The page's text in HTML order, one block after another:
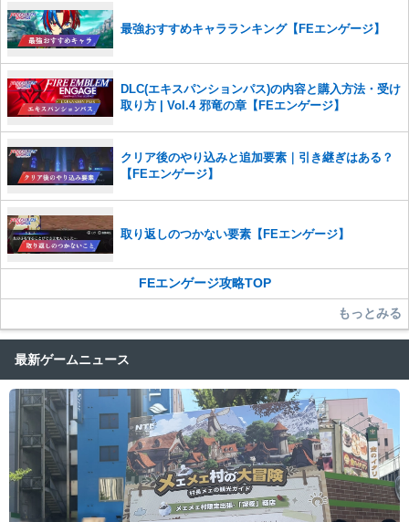
った場合は、法的措置をとらせていただく場合もございますので、あら
かじめご理解くださいませ。最強おすすめキャラランキング【FEエンゲージ】
DLC(エキスパンションパス)の内容と購入方法・受け
取り方 | Vol.4 邪竜の章【FEエンゲージ】
クリア後のやり込みと追加要素｜引き継ぎはある？
【FEエンゲージ】
取り返しのつかない要素【FEエンゲージ】
FEエンゲージ攻略TOP
もっとみる
最新ゲームニュース